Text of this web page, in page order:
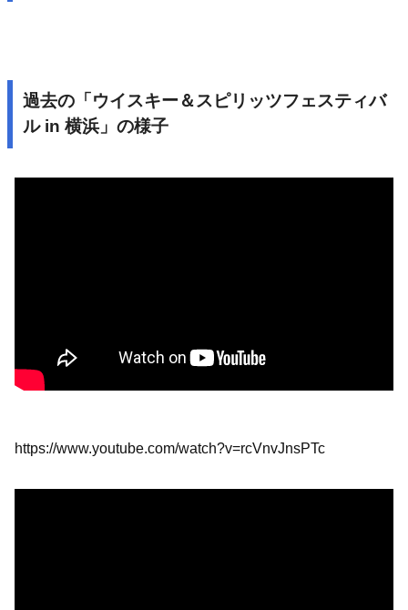
過去の「ウイスキー＆スピリッツフェスティバ
ル in 横浜」の様子
https://www.youtube.com/watch?v=rcVnvJnsPTc